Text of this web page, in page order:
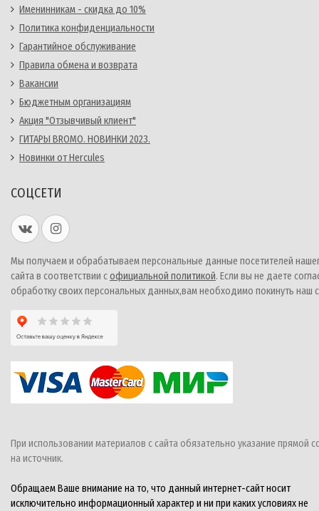
Именинникам - скидка до 10%
Политика конфиденциальности
Гарантийное обслуживание
Правила обмена и возврата
Вакансии
Бюджетным организациям
Акция "Отзывчивый клиент"
ГИТАРЫ BROMO. НОВИНКИ 2023.
Новинки от Hercules
СОЦСЕТИ
Мы получаем и обрабатываем персональные данные посетителей
сайта в соответствии софициальной политикой. Если вы не даете
обработку своих персональных данных,вам необходимо покинуть наш
При использовании материалов с сайта обязательно указание прямой
на источник.
Обращаем Ваше внимание на то, что данный интернет-сайт носит
исключительно информационный характер и ни при каких условиях не